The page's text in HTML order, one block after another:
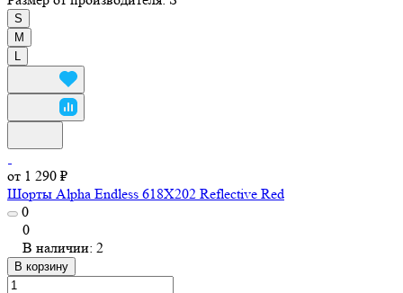
S
M
от 1 290 ₽
Шорты Alpha Endless 618X202 Reflective Red
0
0
В наличии: 2
В корзину